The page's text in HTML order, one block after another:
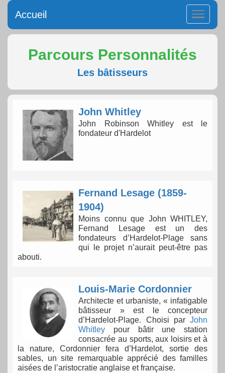
Accueil
Parcours Personnalités
Les bâtisseurs
John Whitley
John Robinson Whitley est le
fondateur d'Hardelot
Fernand Lesage (1859-
1904)
Moins connu que John WHITLEY,
Fernand Lesage est un des
fondateurs d’Hardelot-Plage sans
qui le projet n’aurait peut-être pas
abouti.
Louis-Marie Cordonnier
Architecte et urbaniste, « infatigable
bâtisseur » est le concepteur
d’Hardelot-Plage. Choisi par John
Whitley pour bâtir une station
consacrée au sports, aux loisirs et à
la nature, Cordonnier fera d’Hardelot, sortie des
sables, un site remarquable apprécié des familles
aisées de l’aristocratie anglaise et française.